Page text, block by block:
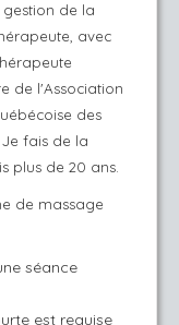
de la
avec
de l'Association
des
fais de la
plus de 20 ans.
de massage
séance
est requise